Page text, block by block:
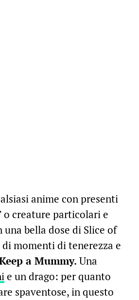
anime con presenti
creature particolari e
bella dose di Slice of
momenti di tenerezza e
a Mummy. Una
e un drago: per quanto
spaventose, in questo